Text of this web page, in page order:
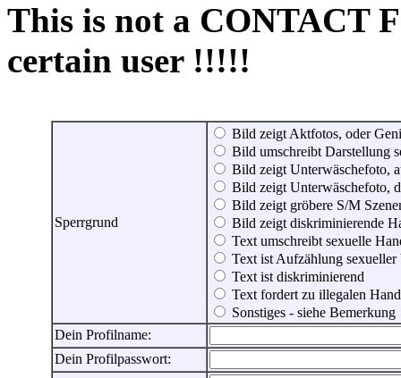
This is not a CONTACT
certain user !!!!!
Sperrgrund
Bild zeigt Aktfotos, oder
Bild umschreibt Darstellung
Bild zeigt Unterwäschefoto,
Bild zeigt Unterwäschefoto,
Bild zeigt gröbere S/M
Bild zeigt diskriminierende
Text umschreibt sexuelle
Text ist Aufzählung sexueller
Text ist diskriminierend
Text fordert zu illegalen
Sonstiges - siehe Bemerkung
Dein Profilname:
Dein Profilpasswort: